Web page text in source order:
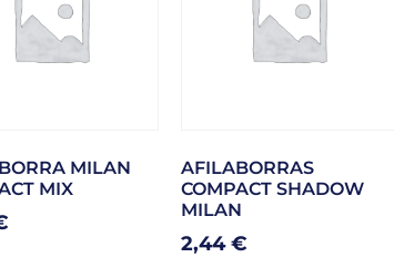
MILAN
MIX
AFILABORRAS
COMPACT SHADOW
MILAN
2,44€